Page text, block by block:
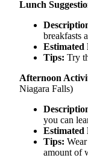
Lunch
breakfasts
Estimated
Tips: Try
Afternoon
Niagara Falls)
you can
Estimated
Tips:
amount of